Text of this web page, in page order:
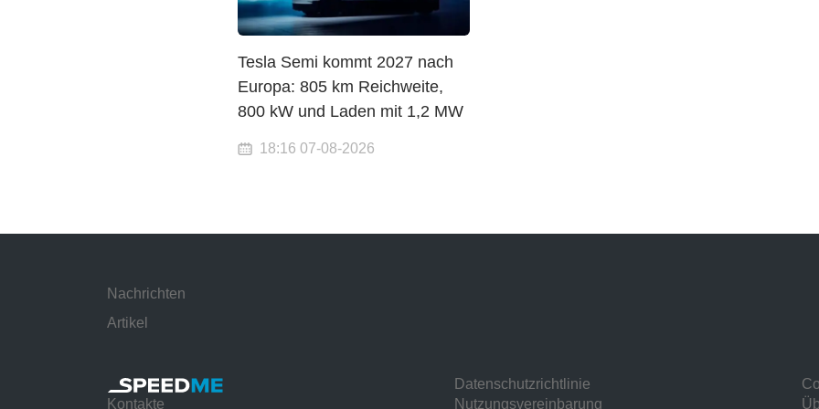
Tesla Semi kommt 2027 nach
Europa: 805 km Reichweite,
800 kW und Laden mit 1,2 MW
18:16 07-08-2026
Nachrichten
Artikel
Datenschutzrichtlinie
Kontakte
Nutzungsvereinbarung